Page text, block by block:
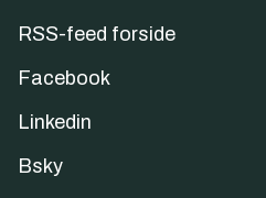
RSS-feed forside
Facebook
Linkedin
Bsky